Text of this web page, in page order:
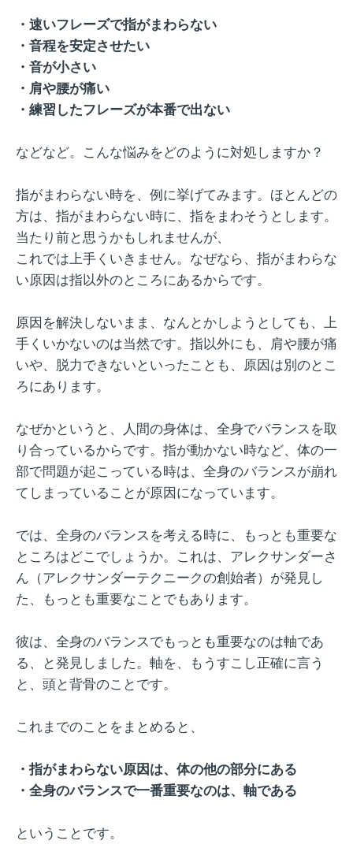
・速いフレーズで指がまわらない
・音程を安定させたい
・音が小さい
・肩や腰が痛い
・練習したフレーズが本番で出ない
などなど。こんな悩みをどのように対処しますか？
指がまわらない時を、例に挙げてみます。ほとんどの
方は、指がまわらない時に、指をまわそうとします。
当たり前と思うかもしれませんが、
これでは上手くいきません。なぜなら、指がまわらな
い原因は指以外のところにあるからです。
原因を解決しないまま、なんとかしようとしても、上
手くいかないのは当然です。指以外にも、肩や腰が痛
いや、脱力できないといったことも、原因は別のとこ
ろにあります。
なぜかというと、人間の身体は、全身でバランスを取
り合っているからです。指が動かない時など、体の一
部で問題が起こっている時は、全身のバランスが崩れ
てしまっていることが原因になっています。
では、全身のバランスを考える時に、もっとも重要な
ところはどこでしょうか。これは、アレクサンダーさ
ん（アレクサンダーテクニークの創始者）が発見し
た、もっとも重要なことでもあります。
彼は、全身のバランスでもっとも重要なのは軸であ
る、と発見しました。軸を、もうすこし正確に言う
と、頭と背骨のことです。
これまでのことをまとめると、
・指がまわらない原因は、体の他の部分にある
・全身のバランスで一番重要なのは、軸である
ということです。